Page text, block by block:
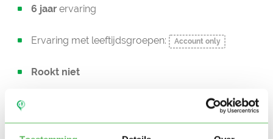
6 jaar ervaring
Ervaring met leeftijdsgroepen: Account only
Rookt niet
Heeft zelf kinderen